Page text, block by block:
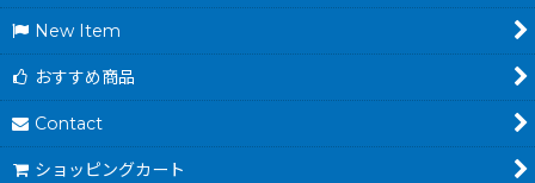
New Item
おすすめ商品
Contact
ショッピングカート